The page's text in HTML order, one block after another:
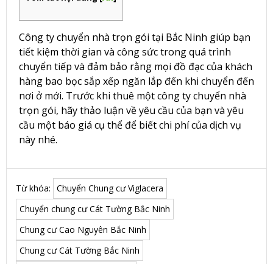
Công ty chuyển nhà trọn gói tại Bắc Ninh giúp bạn
tiết kiệm thời gian và công sức trong quá trình
chuyển tiếp và đảm bảo rằng mọi đồ đạc của khách
hàng bao bọc sắp xếp ngăn lắp đến khi chuyển đến
nơi ở mới. Trước khi thuê một công ty chuyển nhà
trọn gói, hãy thảo luận về yêu cầu của bạn và yêu
cầu một báo giá cụ thể để biết chi phí của dịch vụ
này nhé.
Từ khóa: Chuyển Chung cư Viglacera
Chuyển chung cư Cát Tường Bắc Ninh
Chung cư Cao Nguyên Bắc Ninh
Chung cư Cát Tường Bắc Ninh